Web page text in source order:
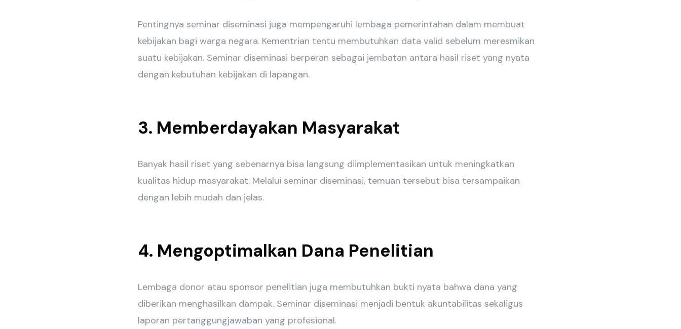
Pentingnya seminar diseminasi juga mempengaruhi lembaga pemerintahan dalam membuat
kebijakan bagi warga negara. Kementrian tentu membutuhkan data valid sebelum meresmikan
suatu kebijakan. Seminar diseminasi berperan sebagai jembatan antara hasil riset yang nyata
dengan kebutuhan kebijakan di lapangan.
3. Memberdayakan Masyarakat
Banyak hasil riset yang sebenarnya bisa langsung diimplementasikan untuk meningkatkan
kualitas hidup masyarakat. Melalui seminar diseminasi, temuan tersebut bisa tersampaikan
dengan lebih mudah dan jelas.
4. Mengoptimalkan Dana Penelitian
Lembaga donor atau sponsor penelitian juga membutuhkan bukti nyata bahwa dana yang
diberikan menghasilkan dampak. Seminar diseminasi menjadi bentuk akuntabilitas sekaligus
laporan pertanggungjawaban yang profesional.